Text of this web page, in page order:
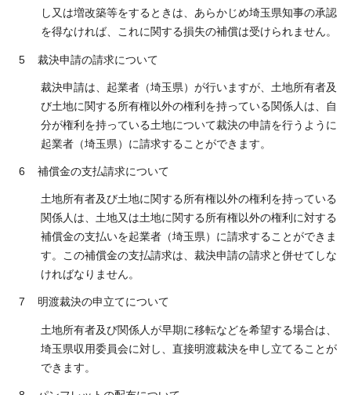
し又は増改築等をするときは、あらかじめ埼玉県知事の承認
を得なければ、これに関する損失の補償は受けられません。
5 裁決申請の請求について
裁決申請は、起業者（埼玉県）が行いますが、土地所有者及
び土地に関する所有権以外の権利を持っている関係人は、自
分が権利を持っている土地について裁決の申請を行うように
起業者（埼玉県）に請求することができます。
6 補償金の支払請求について
土地所有者及び土地に関する所有権以外の権利を持っている
関係人は、土地又は土地に関する所有権以外の権利に対する
補償金の支払いを起業者（埼玉県）に請求することができま
す。この補償金の支払請求は、裁決申請の請求と併せてしな
ければなりません。
7 明渡裁決の申立てについて
土地所有者及び関係人が早期に移転などを希望する場合は、
埼玉県収用委員会に対し、直接明渡裁決を申し立てることが
できます。